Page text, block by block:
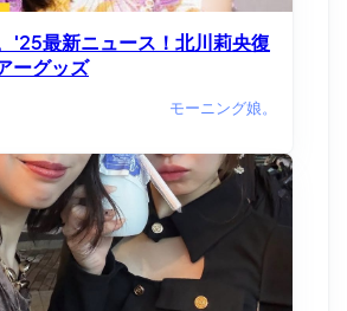
'25最新ニュース！北川莉央復
ーグッズ
モーニング娘。